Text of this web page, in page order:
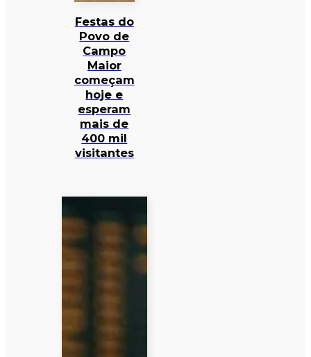
Festas do
Povo de
Campo
Maior
começam
hoje e
esperam
mais de
400 mil
visitantes